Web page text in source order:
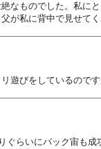
ものでした。私
私に背中で見せて
びをしているの
らいにバック宙も成